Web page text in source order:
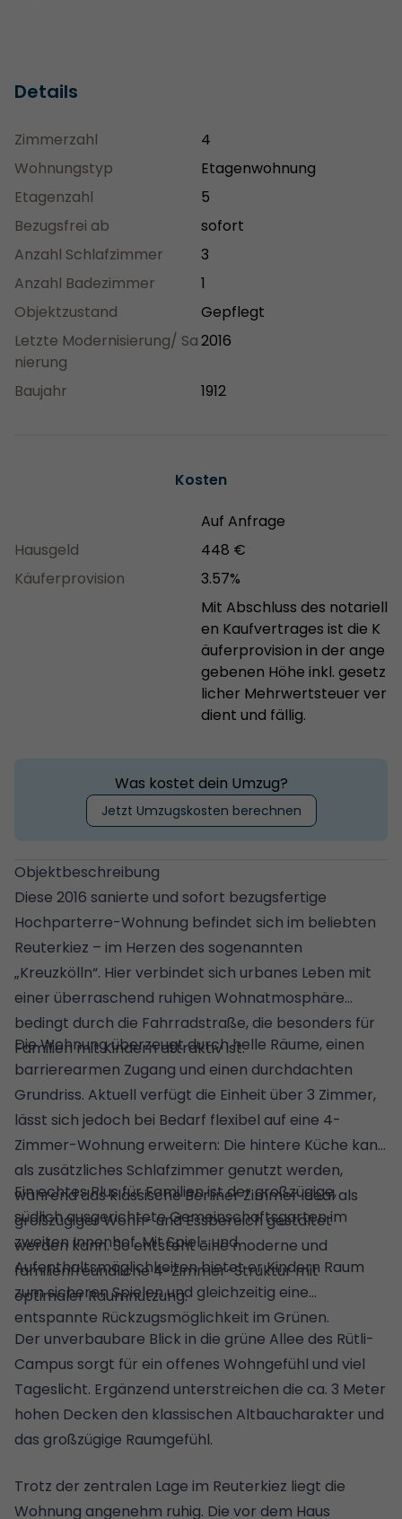
Details
Zimmerzahl
4
Wohnungstyp
Etagenwohnung
Etagenzahl
5
Bezugsfrei ab
sofort
Anzahl Schlafzimmer
3
Anzahl Badezimmer
1
Objektzustand
Gepflegt
Letzte Modernisierung/ Sa
nierung
2016
Baujahr 1912
Kosten
Auf Anfrage
Hausgeld
448 €
Käuferprovision
3.57%
Mit Abschluss des notariell
en Kaufvertrages ist die K
äuferprovision in der ange
gebenen Höhe inkl. gesetz
licher Mehrwertsteuer ver
dient und fällig.
Was kostet dein Umzug?
Jetzt Umzugskosten berechnen
Objektbeschreibung
Diese 2016 sanierte und sofort bezugsfertige
Hochparterre-Wohnung befindet sich im beliebten
Reuterkiez – im Herzen des sogenannten
„Kreuzkölln“. Hier verbindet sich urbanes Leben mit
einer überraschend ruhigen Wohnatmosphäre
bedingt durch die Fahrradstraße, die besonders für
Familien mit Kindern attraktiv ist.
Die Wohnung überzeugt durch helle Räume, einen
barrierearmen Zugang und einen durchdachten
Grundriss. Aktuell verfügt die Einheit über 3 Zimmer,
lässt sich jedoch bei Bedarf flexibel auf eine 4-
Zimmer-Wohnung erweitern: Die hintere Küche kann
als zusätzliches Schlafzimmer genutzt werden,
während das klassische Berliner Zimmer ideal als
großzügiger Wohn- und Essbereich gestaltet
werden kann. So entsteht eine moderne und
familienfreundliche 4-Zimmer-Struktur mit
optimaler Raumnutzung.
Ein echtes Plus für Familien ist der großzügige,
südlich ausgerichtete Gemeinschaftsgarten im
zweiten Innenhof. Mit Spiel- und
Aufenthaltsmöglichkeiten bietet er Kindern Raum
zum sicheren Spielen und gleichzeitig eine
entspannte Rückzugsmöglichkeit im Grünen.
Der unverbaubare Blick in die grüne Allee des Rütli-
Campus sorgt für ein offenes Wohngefühl und viel
Tageslicht. Ergänzend unterstreichen die ca. 3 Meter
hohen Decken den klassischen Altbaucharakter und
das großzügige Raumgefühl.
Trotz der zentralen Lage im Reuterkiez liegt die
Wohnung angenehm ruhig. Die vor dem Haus